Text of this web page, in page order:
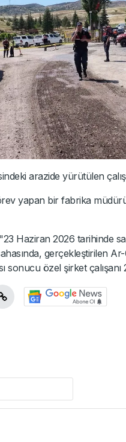
arazide yürütülen
yapan bir fabrika
Haziran 2026 tarihinde
gerçekleştirilen
sonucu özel şirket